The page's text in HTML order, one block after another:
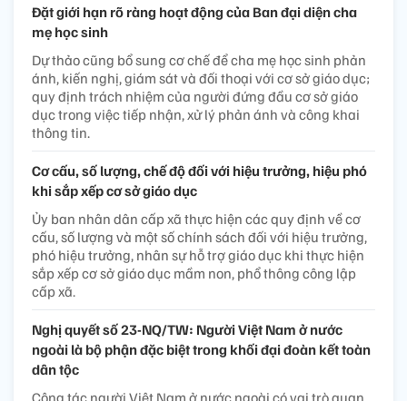
Đặt giới hạn rõ ràng hoạt động của Ban đại diện cha
mẹ học sinh
Dự thảo cũng bổ sung cơ chế để cha mẹ học sinh phản
ánh, kiến nghị, giám sát và đối thoại với cơ sở giáo dục;
quy định trách nhiệm của người đứng đầu cơ sở giáo
dục trong việc tiếp nhận, xử lý phản ánh và công khai
thông tin.
Cơ cấu, số lượng, chế độ đối với hiệu trưởng, hiệu phó
khi sắp xếp cơ sở giáo dục
Ủy ban nhân dân cấp xã thực hiện các quy định về cơ
cấu, số lượng và một số chính sách đối với hiệu trưởng,
phó hiệu trưởng, nhân sự hỗ trợ giáo dục khi thực hiện
sắp xếp cơ sở giáo dục mầm non, phổ thông công lập
cấp xã.
Nghị quyết số 23-NQ/TW: Người Việt Nam ở nước
ngoài là bộ phận đặc biệt trong khối đại đoàn kết toàn
dân tộc